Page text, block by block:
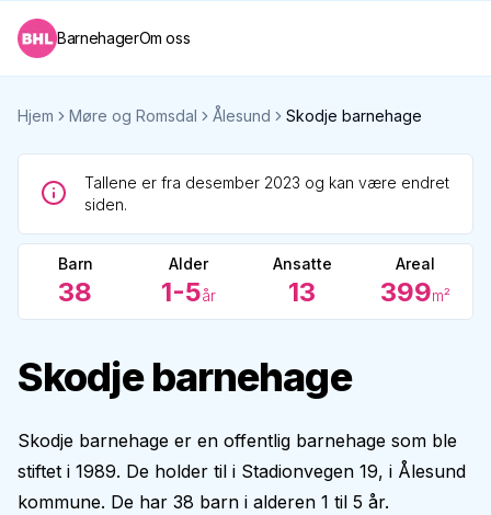
BarnehagerOm oss
Hjem Møre og Romsdal Ålesund Skodje barnehage
Tallene er fra desember 2023 og kan være endret
siden.
Barn
38
Alder
1-5år
Ansatte
13
Areal
399m²
Skodje barnehage
Skodje barnehage er en offentlig barnehage som ble
stiftet i 1989. De holder til i Stadionvegen 19, i Ålesund
kommune. De har 38 barn i alderen 1 til 5 år.